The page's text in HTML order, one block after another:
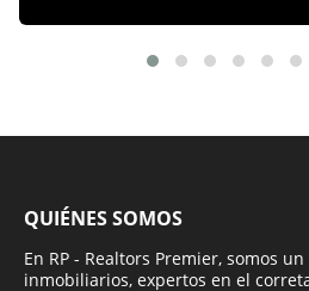
QUIÉNES SOMOS
En RP - Realtors Premier, somos
inmobiliarios, expertos en el